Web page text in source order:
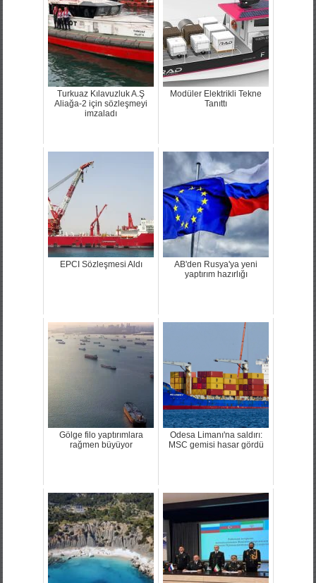
Turkuaz Kılavuzluk A.Ş
Aliağa-2 için sözleşmeyi
imzaladı
Modüler Elektrikli Tekne
Tanıttı
EPCI Sözleşmesi Aldı
AB'den Rusya'ya yeni
yaptırım hazırlığı
Gölge filo yaptırımlara
rağmen büyüyor
Odesa Limanı'na saldırı:
MSC gemisi hasar gördü